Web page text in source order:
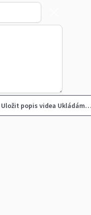
Uložit popis videa